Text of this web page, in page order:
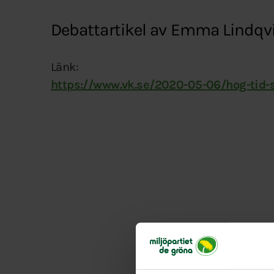
Debattartikel av Emma
Länk:
https://www.vk.se/2020-05-06/hog-